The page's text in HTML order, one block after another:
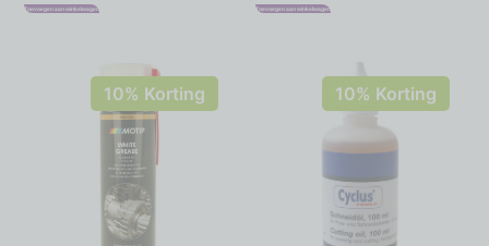
Toevoegen aan winkelwagen Toevoegen aan winkelwagen
10% Korting 10% Korting